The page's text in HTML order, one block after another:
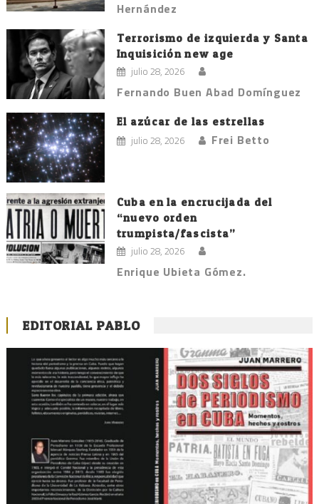
Hernández
Terrorismo de izquierda y Santa
Inquisición new age
julio 28, 2026
Fernando Buen Abad Domínguez
El azúcar de las estrellas
julio 28, 2026 Frei Betto
Cuba en la encrucijada del
“nuevo orden
trumpista/fascista”
julio 28, 2026
Enrique Ubieta Gómez.
EDITORIAL PABLO